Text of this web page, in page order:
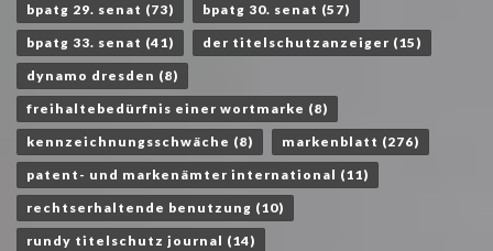
bpatg 29. senat (73) bpatg 30. senat (57)
bpatg 33. senat (41) der titelschutzanzeiger (15)
dynamo dresden (8)
freihaltebedürfnis einer wortmarke (8)
kennzeichnungsschwäche (8) markenblatt (276)
patent- und markenämter international (11)
rechtserhaltende benutzung (10)
rundy titelschutz journal (14)